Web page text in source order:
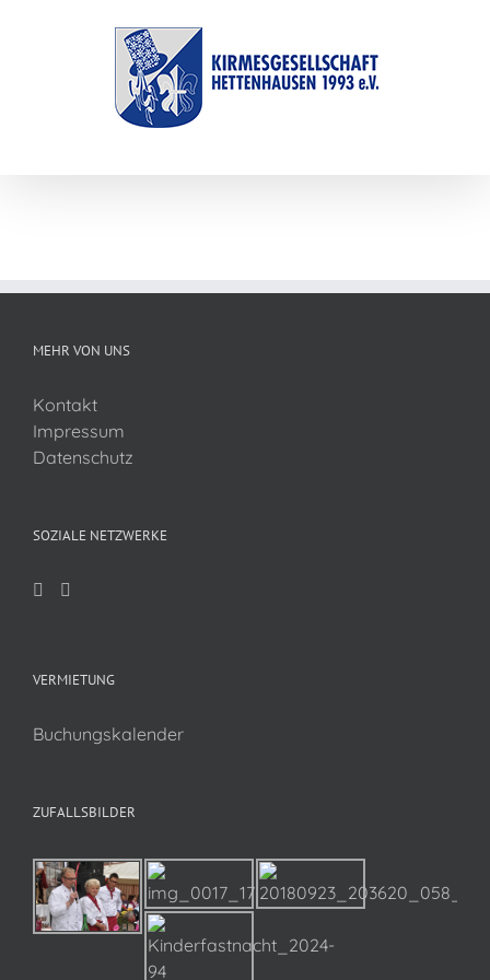
MEHR VON UNS
Kontakt
Impressum
Datenschutz
SOZIALE NETZWERKE
VERMIETUNG
Buchungskalender
ZUFALLSBILDER